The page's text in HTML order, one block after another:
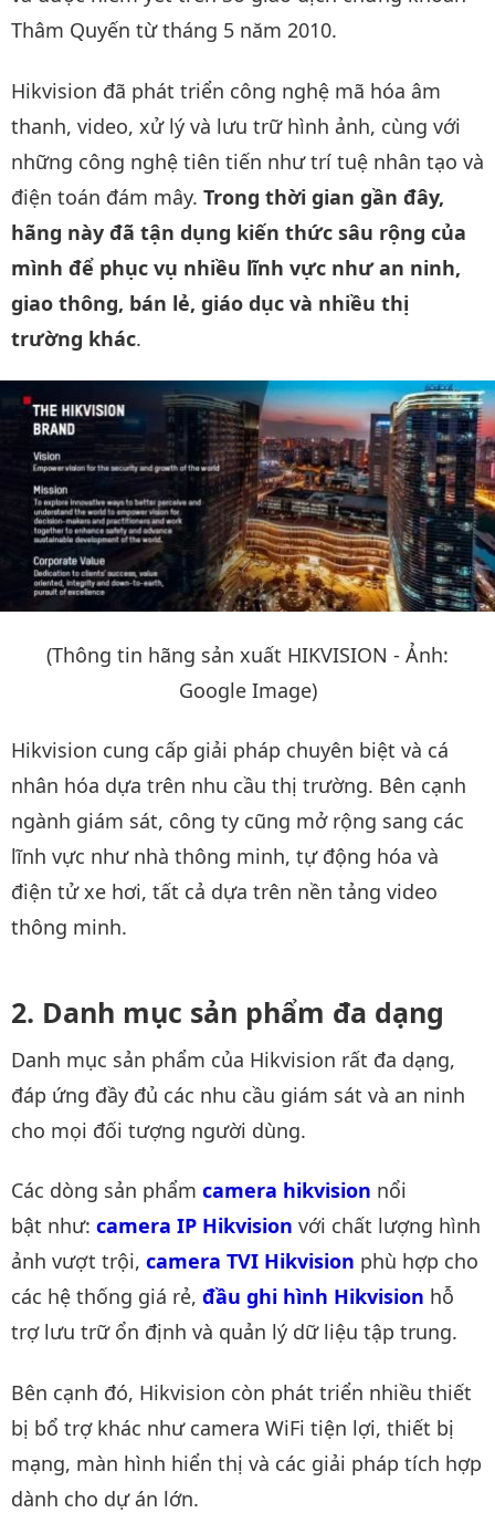
Thâm Quyến từ tháng 5 năm 2010.
Hikvision đã phát triển công nghệ mã hóa âm
thanh, video, xử lý và lưu trữ hình ảnh, cùng với
những công nghệ tiên tiến như trí tuệ nhân tạo và
điện toán đám mây. Trong thời gian gần đây,
hãng này đã tận dụng kiến thức sâu rộng của
mình để phục vụ nhiều lĩnh vực như an ninh,
giao thông, bán lẻ, giáo dục và nhiều thị
trường khác.
(Thông tin hãng sản xuất HIKVISION - Ảnh:
Google Image)
Hikvision cung cấp giải pháp chuyên biệt và cá
nhân hóa dựa trên nhu cầu thị trường. Bên cạnh
ngành giám sát, công ty cũng mở rộng sang các
lĩnh vực như nhà thông minh, tự động hóa và
điện tử xe hơi, tất cả dựa trên nền tảng video
thông minh.
Danh mục sản phẩm đa dạng
Danh mục sản phẩm của Hikvision rất đa dạng,
đáp ứng đầy đủ các nhu cầu giám sát và an ninh
cho mọi đối tượng người dùng.
Các dòng sản phẩm camera hikvision nổi
bật như: camera IP Hikvision với chất lượng hình
ảnh vượt trội, camera TVI Hikvision phù hợp cho
các hệ thống giá rẻ, đầu ghi hình Hikvision hỗ
trợ lưu trữ ổn định và quản lý dữ liệu tập trung.
Bên cạnh đó, Hikvision còn phát triển nhiều thiết
bị bổ trợ khác như camera WiFi tiện lợi, thiết bị
mạng, màn hình hiển thị và các giải pháp tích hợp
dành cho dự án lớn.